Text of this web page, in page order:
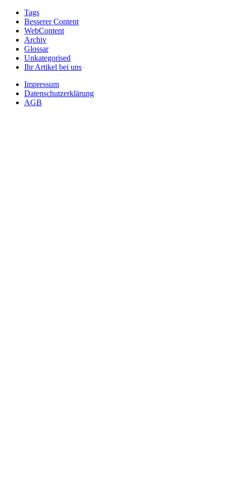
Tags
Besserer Content
WebContent
Archiv
Glossar
Unkategorised
Ihr Artikel bei uns
Impressum
Datenschutzerklärung
AGB